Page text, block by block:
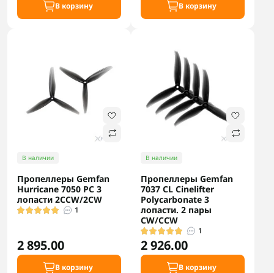
В корзину В корзину
В наличии
Пропеллеры Gemfan
Hurricane 7050 PC 3
лопасти 2CCW/2CW
1
2 895.00
В корзину
В наличии
Пропеллеры Gemfan
7037 CL Cinelifter
Polycarbonate 3
лопасти. 2 пары
CW/CCW
1
2 926.00
В корзину